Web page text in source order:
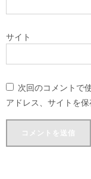
サイト
次回のコメントで
アドレス、サイトを保